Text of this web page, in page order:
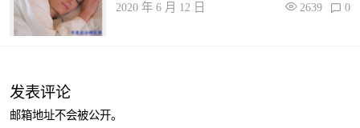
2020 年 6 月 12 日 2639 0
发表评论
邮箱地址不会被公开。